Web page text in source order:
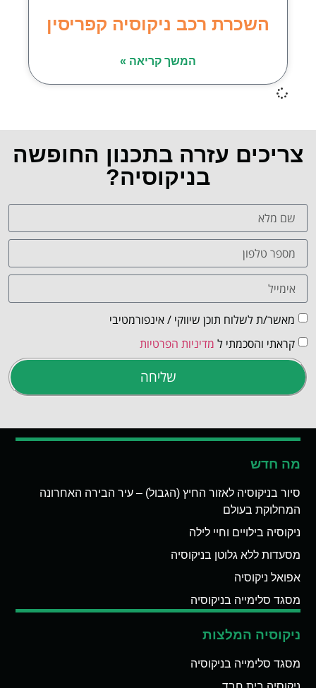
השכרת רכב ניקוסיה קפריסין
המשך קריאה »
צריכים עזרה בתכנון החופשה
בניקוסיה?
מאשר/ת לשלוח תוכן שיווקי / אינפורמטיבי
קראתי והסכמתי ל מדיניות הפרטיות
שליחה
מה חדש
סיור בניקוסיה לאזור החיץ (הגבול) – עיר הבירה האחרונה
המחלוקת בעולם
ניקוסיה בילויים וחיי לילה
מסעדות ללא גלוטן בניקוסיה
אפואל ניקוסיה
מסגד סלימייה בניקוסיה
ניקוסיה המלצות
מסגד סלימייה בניקוסיה